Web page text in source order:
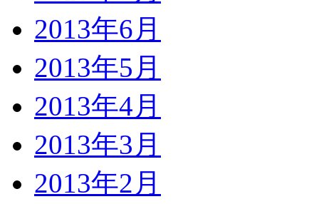
2013年6月
2013年5月
2013年4月
2013年3月
2013年2月